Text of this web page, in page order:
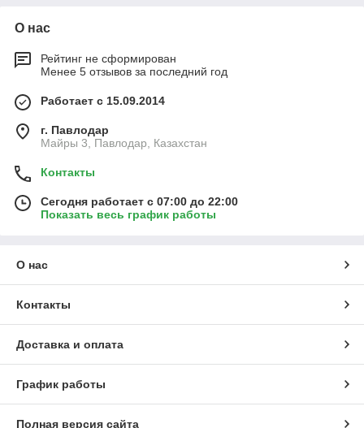
О нас
Рейтинг не сформирован
Менее 5 отзывов за последний год
Работает с 15.09.2014
г. Павлодар
Майры 3, Павлодар, Казахстан
Контакты
Сегодня работает с 07:00 до 22:00
Показать весь график работы
О нас
Контакты
Доставка и оплата
График работы
Полная версия сайта